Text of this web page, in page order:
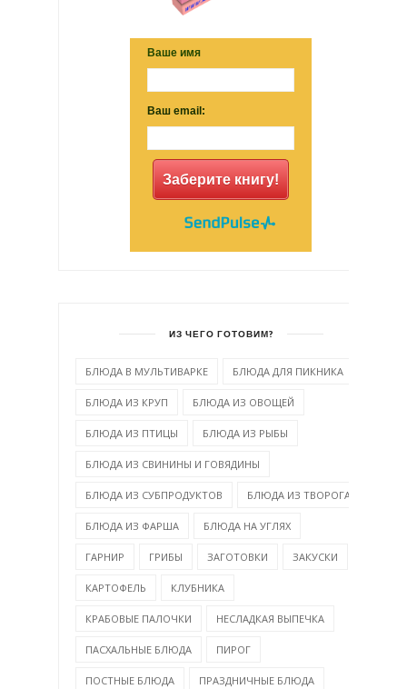
Ваше имя
Ваш email:
Заберите книгу!
ИЗ ЧЕГО ГОТОВИМ?
БЛЮДА В МУЛЬТИВАРКЕ БЛЮДА ДЛЯ ПИКНИКА
БЛЮДА ИЗ КРУП БЛЮДА ИЗ ОВОЩЕЙ
БЛЮДА ИЗ ПТИЦЫ БЛЮДА ИЗ РЫБЫ
БЛЮДА ИЗ СВИНИНЫ И ГОВЯДИНЫ
БЛЮДА ИЗ СУБПРОДУКТОВ БЛЮДА ИЗ ТВОРОГА
БЛЮДА ИЗ ФАРША БЛЮДА НА УГЛЯХ
ГАРНИР ГРИБЫ ЗАГОТОВКИ ЗАКУСКИ
КАРТОФЕЛЬ КЛУБНИКА
КРАБОВЫЕ ПАЛОЧКИ НЕСЛАДКАЯ ВЫПЕЧКА
ПАСХАЛЬНЫЕ БЛЮДА ПИРОГ
ПОСТНЫЕ БЛЮДА ПРАЗДНИЧНЫЕ БЛЮДА